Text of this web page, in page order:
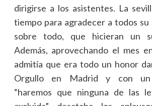
dirigirse a los asistentes. La
tiempo para agradecer a todos su
sobre todo, que hicieran un
Además, aprovechando el mes
admitía que era todo un honor
Orgullo en Madrid y con un
“haremos que ninguna de las